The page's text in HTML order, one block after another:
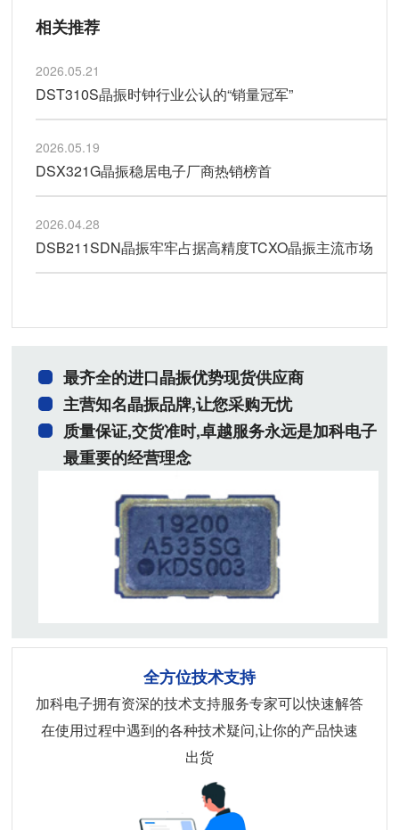
相关推荐
2026.05.21
DST310S晶振时钟行业公认的“销量冠军”
2026.05.19
DSX321G晶振稳居电子厂商热销榜首
2026.04.28
DSB211SDN晶振牢牢占据高精度TCXO晶振主流市场
最齐全的进口晶振优势现货供应商
主营知名晶振品牌,让您采购无忧
质量保证,交货准时,卓越服务永远是加科电子
最重要的经营理念
全方位技术支持
加科电子拥有资深的技术支持服务专家可以快速解答
在使用过程中遇到的各种技术疑问,让你的产品快速
出货